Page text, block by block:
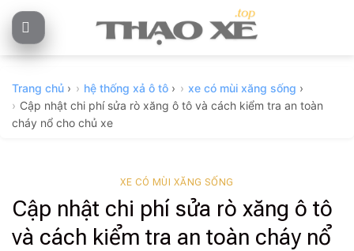
Skip
to
Trang chủ › hệ thống xả ô tô › xe có mùi xăng sống ›
Cập nhật chi phí sửa rò xăng ô tô và cách kiểm tra an toàn
cháy nổ cho chủ xe
XE CÓ MÙI XĂNG SỐNG
Cập nhật chi phí sửa rò xăng ô tô
và cách kiểm tra an toàn cháy nổ